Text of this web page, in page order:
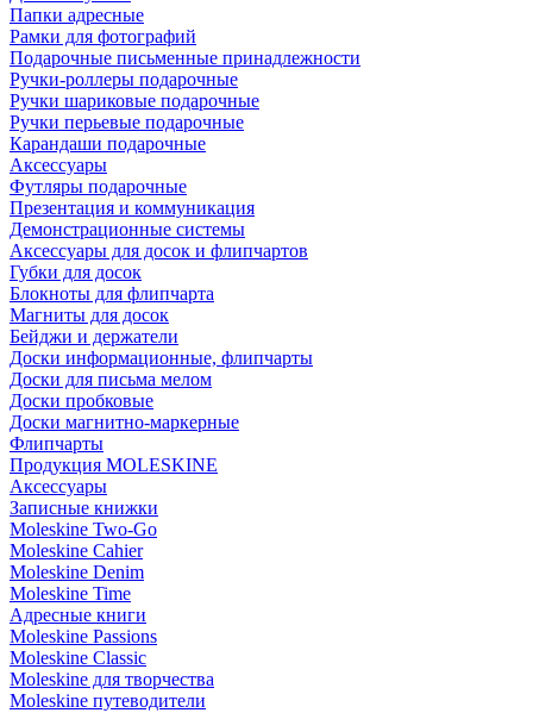
Папки адресные
Рамки для фотографий
Подарочные письменные принадлежности
Ручки-роллеры подарочные
Ручки шариковые подарочные
Ручки перьевые подарочные
Карандаши подарочные
Аксессуары
Футляры подарочные
Презентация и коммуникация
Демонстрационные системы
Аксессуары для досок и флипчартов
Губки для досок
Блокноты для флипчарта
Магниты для досок
Бейджи и держатели
Доски информационные, флипчарты
Доски для письма мелом
Доски пробковые
Доски магнитно-маркерные
Флипчарты
Продукция MOLESKINE
Аксессуары
Записные книжки
Moleskine Two-Go
Moleskine Cahier
Moleskine Denim
Moleskine Time
Адресные книги
Moleskine Passions
Moleskine Classic
Moleskine для творчества
Moleskine путеводители